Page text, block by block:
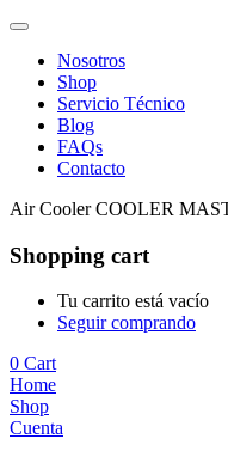
Nosotros
Shop
Servicio Técnico
Blog
FAQs
Contacto
Air Cooler COOLER
Shopping cart
Tu carrito está vacío
Seguir comprando
0 Cart
Home
Shop
Cuenta